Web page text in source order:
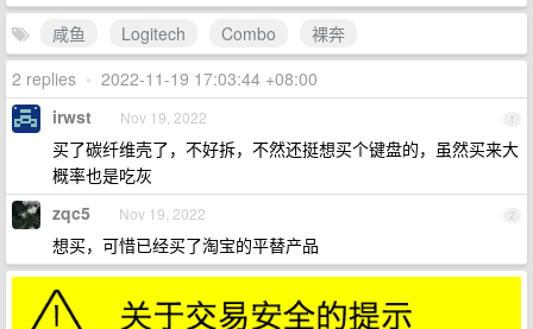
咸鱼
Logitech Combo
裸奔
2 replies • 2022-11-19 17:03:44 +08:00
1
irwst Nov 19, 2022
买了碳纤维壳了，不好拆，不然还挺想买个键盘的，虽然买来大
概率也是吃灰
2
zqc5 Nov 19, 2022
想买，可惜已经买了淘宝的平替产品